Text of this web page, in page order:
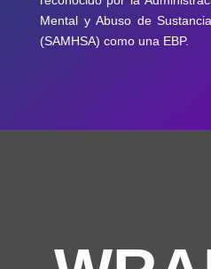
Mental y Abuso de
(SAMHSA) como una EBP.